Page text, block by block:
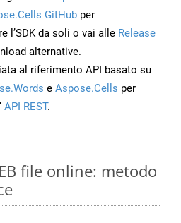
GitHub per
l’SDK da soli o vai alle Release
alternative.
al riferimento API basato su
e Aspose.Cells per
API REST.
file online: metodo